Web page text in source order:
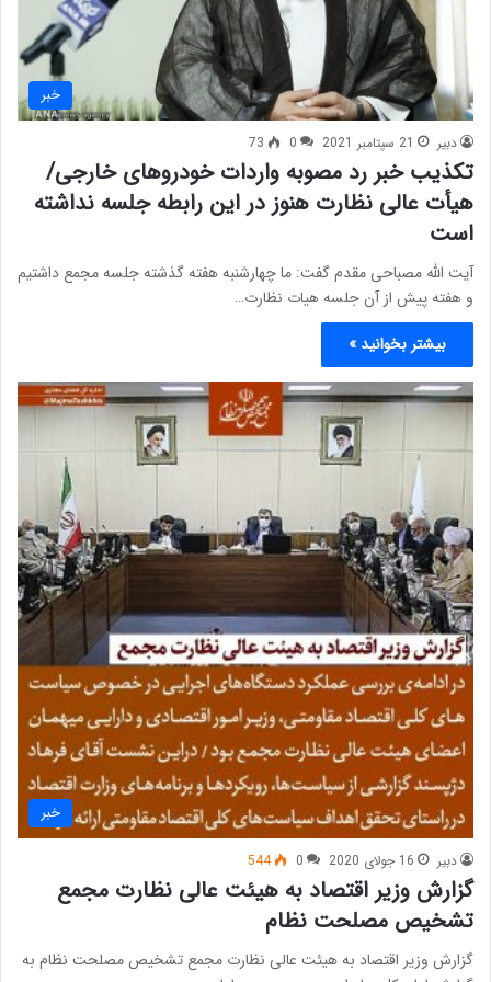
خبر
دبیر 21 سپتامبر 2021 0
73
تکذیب خبر رد مصوبه واردات خودروهای خارجی/
هیأت عالی نظارت هنوز در این رابطه جلسه نداشته
است
آیت الله مصباحی مقدم گفت: ما چهارشنبه هفته گذشته جلسه مجمع داشتیم
و هفته پیش از آن جلسه هیات نظارت…
بیشتر بخوانید »
خبر
دبیر 16 جولای 2020 0
544
گزارش وزیر اقتصاد به هیئت عالی نظارت مجمع
تشخیص مصلحت نظام
گزارش وزیر اقتصاد به هیئت عالی نظارت مجمع تشخیص مصلحت نظام به